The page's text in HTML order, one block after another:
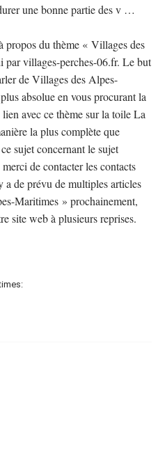
une bonne partie des v …
propos du thème « Villages des
villages-perches-06.fr. Le but
de Villages des Alpes-
absolue en vous procurant la
avec ce thème sur la toile La
la plus complète que
sujet concernant le sujet
de contacter les contacts
de prévu de multiples articles
Maritimes » prochainement,
site web à plusieurs reprises.